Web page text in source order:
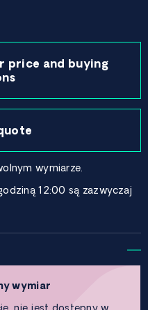
price and buying
wymiarze.
12:00 są zazwyczaj
wymiar